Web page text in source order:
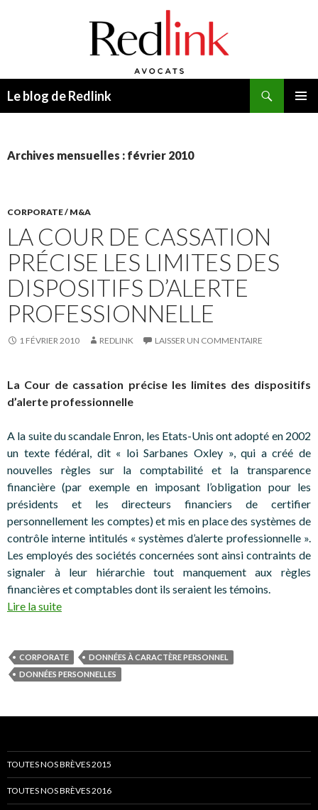
Le blog de Redlink
Archives mensuelles : février 2010
CORPORATE / M&A
LA COUR DE CASSATION
PRÉCISE LES LIMITES DES
DISPOSITIFS D’ALERTE
PROFESSIONNELLE
1 FÉVRIER 2010 REDLINK LAISSER UN COMMENTAIRE
La Cour de cassation précise les limites des dispositifs
d’alerte professionnelle
A la suite du scandale Enron, les Etats-Unis ont adopté en 2002
un texte fédéral, dit « loi Sarbanes Oxley », qui a créé de
nouvelles règles sur la comptabilité et la transparence
financière (par exemple en imposant l’obligation pour les
présidents et les directeurs financiers de certifier
personnellement les comptes) et mis en place des systèmes de
contrôle interne intitulés « systèmes d’alerte professionnelle ».
Les employés des sociétés concernées sont ainsi contraints de
signaler à leur hiérarchie tout manquement aux règles
financières et comptables dont ils seraient les témoins.
Lire la suite
CORPORATE
DONNÉES À CARACTÈRE PERSONNEL
DONNÉES PERSONNELLES
TOUTES NOS BRÈVES 2015
TOUTES NOS BRÈVES 2016